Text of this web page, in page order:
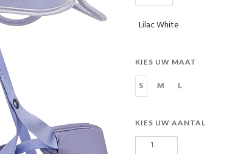
Lilac White
KIES UW MAAT
S M L
KIES UW AANTAL